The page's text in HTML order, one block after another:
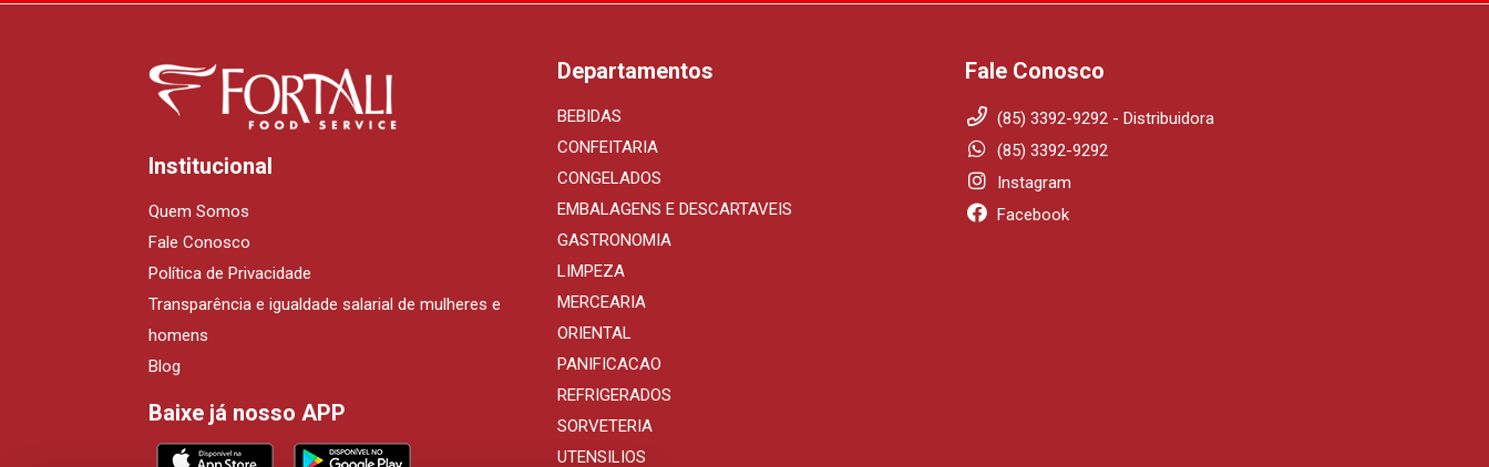
Institucional
Quem Somos
Fale Conosco
Política de Privacidade
Transparência e igualdade salarial de mulheres e
homens
Blog
Baixe já nosso APP
Departamentos
BEBIDAS
CONFEITARIA
CONGELADOS
EMBALAGENS E DESCARTAVEIS
GASTRONOMIA
LIMPEZA
MERCEARIA
ORIENTAL
PANIFICACAO
REFRIGERADOS
SORVETERIA
UTENSILIOS
Fale Conosco
(85) 3392-9292 - Distribuidora
(85) 3392-9292
Instagram
Facebook